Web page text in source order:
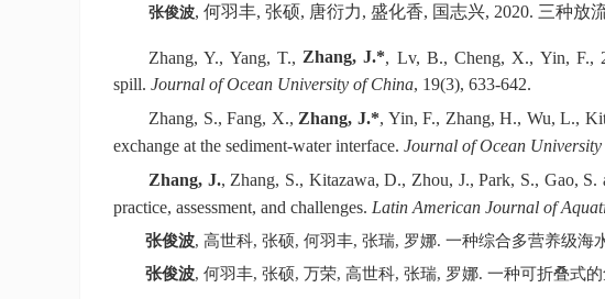
张俊波, 何羽丰, 张硕, 唐衍力, 盛化香, 国志兴, 2020. 三种放
Zhang, Y., Yang, T., Zhang, J.* , Lv, B., Cheng, X., Yin, F.,
spill. Journal of Ocean University of China, 19(3), 633-642.
Zhang, S., Fang, X., Zhang, J.*, Yin, F., Zhang, H., Wu, L.,
exchange at the sediment-water interface. Journal of Ocean
Zhang, J., Zhang, S., Kitazawa, D., Zhou, J., Park, S., Gao, S.
practice, assessment, and challenges. Latin American Journal of
张俊波, 高世科, 张硕, 何羽丰, 张瑞, 罗娜. 一种综合多营养级海
张俊波, 何羽丰, 张硕, 万荣, 高世科, 张瑞, 罗娜. 一种可折叠式